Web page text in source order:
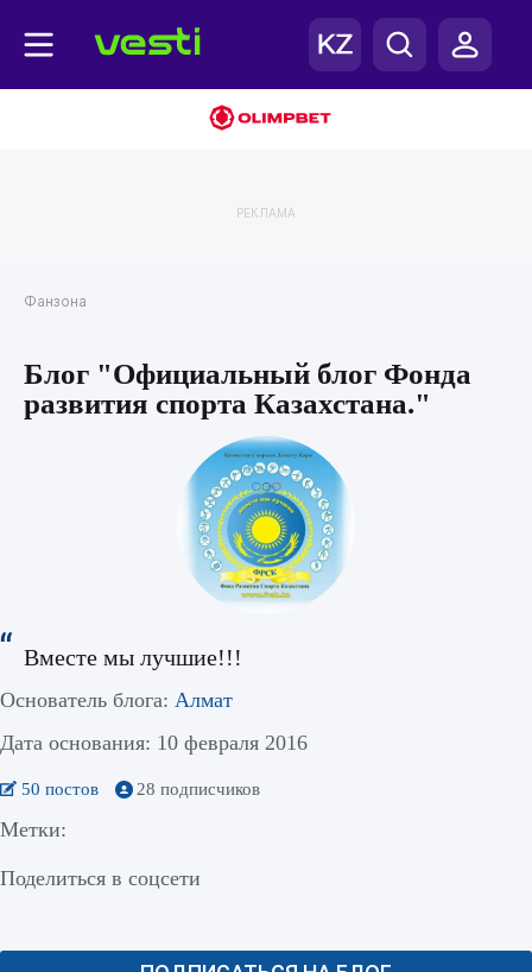
РЕКЛАМА
Фанзона
Блог "Официальный блог Фонда
развития спорта Казахстана."
Вместе мы лучшие!!!
Основатель блога: Алмат
Дата основания: 10 февраля 2016
50 постов 28 подписчиков
Метки:
Поделиться в соцсети